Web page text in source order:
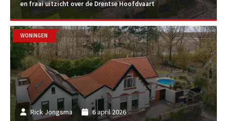
en fraai uitzicht over de Drentse Hoofdvaart
Rick Jongsma 6 april 2026
WONINGEN